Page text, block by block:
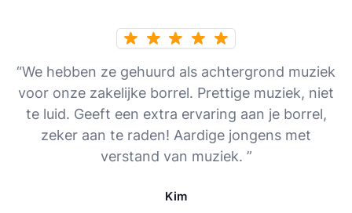
“We hebben ze gehuurd als achtergrond muziek
voor onze zakelijke borrel. Prettige muziek, niet
te luid. Geeft een extra ervaring aan je borrel,
zeker aan te raden! Aardige jongens met
verstand van muziek. ”
Kim